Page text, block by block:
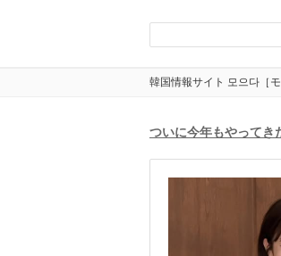
韓国情報サイト 모으다［モ
ついに今年もやって